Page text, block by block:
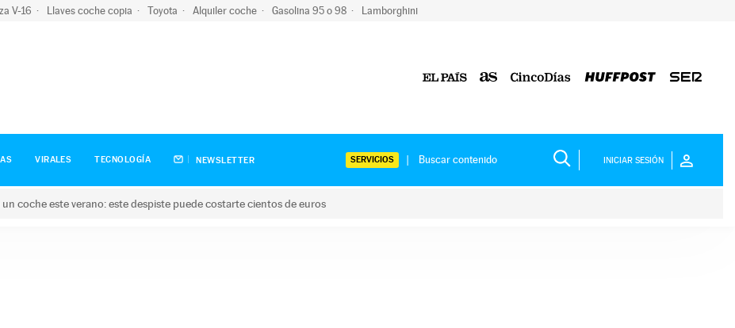
V-16 Llaves coche copia Toyota Alquiler coche Gasolina 95 o 98 Lamborghini
VIRALES TECNOLOGÍA NEWSLETTER SERVICIOS INICIAR SESIÓN
coche este verano: este despiste puede costarte cientos de euros